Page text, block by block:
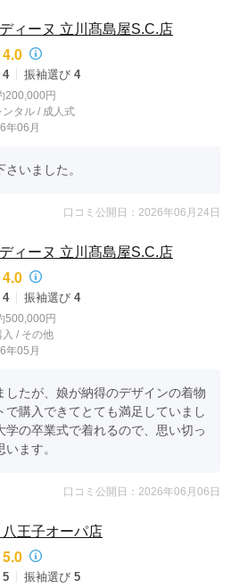
ィーヌ 立川髙島屋S.C.店
4.0
4 振袖選び 4
200,000円
ンタル / 成人式
年06月
いました。
口コミ公開日：2026年06月24日
ィーヌ 立川髙島屋S.C.店
4.0
4 振袖選び 4
500,000円
入 / その他
年05月
したが、娘が納得のデザインの着物
で購入できてとても満足していまし
学の卒業式で着れるので、思い切っ
ます。
口コミ公開日：2026年06月06日
八王子オーパ店
5.0
5 振袖選び 5